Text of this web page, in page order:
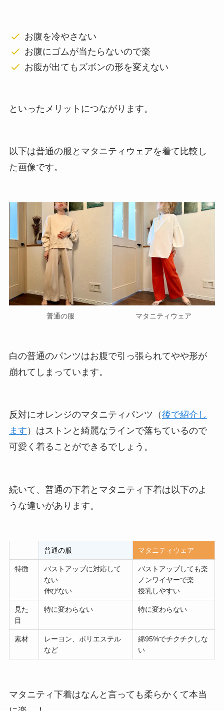
お腹を冷やさない
お腹にゴムが当たらないので楽
お腹が出てもズボンの形を変えない
といったメリットにつながります。
以下は普通の服とマタニティウェアを着て比較し
た画像です。
普通の服 マタニティウェア
白の普通のパンツはお腹で引っ張られてやや形が
崩れてしまっています。
反対にオレンジのマタニティパンツ（後で紹介し
ます ）はストンと綺麗なラインで落ちているので
可愛く着ることができるでしょう。
続いて、普通の下着とマタニティ下着は以下のよ
うな違いがあります。
普通の服 マタニティウェア
特徴
バストアップに対応して
ない
伸びない
バストアップしても楽
ノンワイヤーで楽
授乳しやすい
見た
目
特に変わらない 特に変わらない
素材
レーヨン、ポリエステル
など
綿95%でチクチクしな
い
マタニティ下着はなんと言っても柔らかくて本当